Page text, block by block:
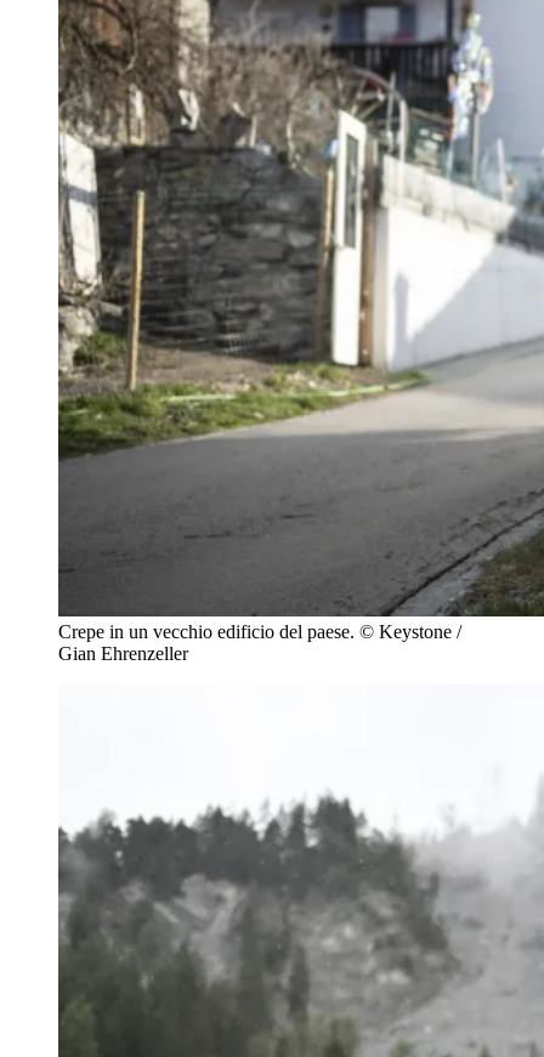
Crepe in un vecchio edificio del paese. © Keystone /
Gian Ehrenzeller